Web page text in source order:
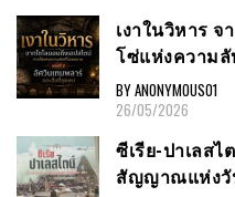
เงาในวิหาร
โซ่แห่งความ
BY ANONYMOUS01
26/05/2026
ซีเรีย​-ปาเลส
สัญญาณ​แห่งวั